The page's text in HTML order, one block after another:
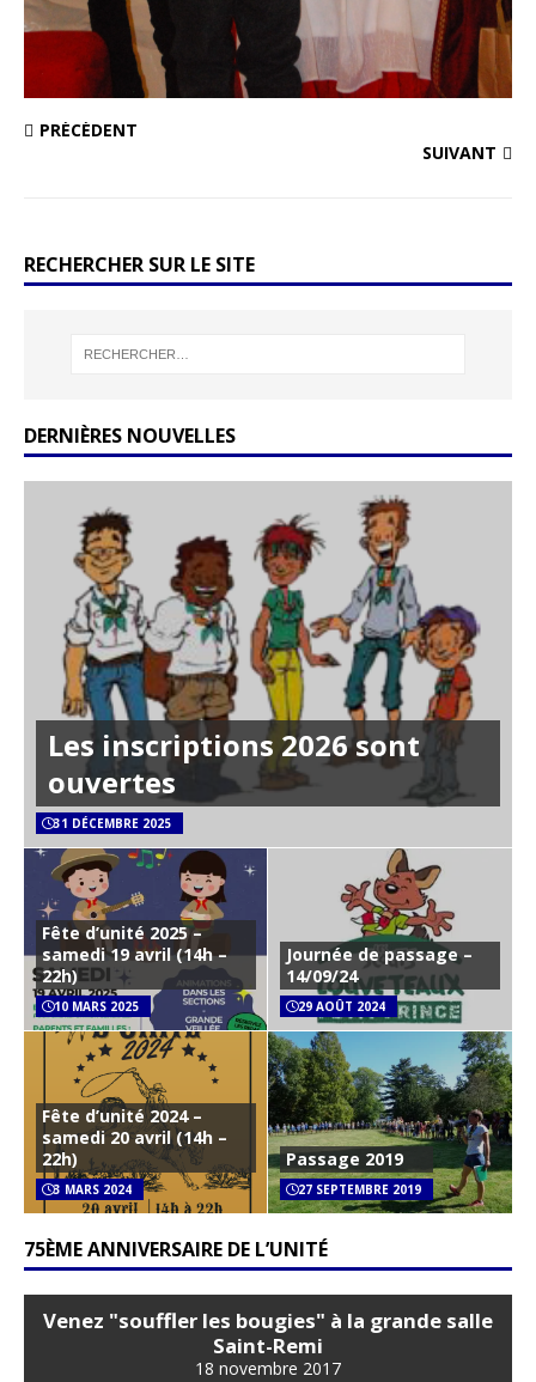
PRÉCÉDENT
SUIVANT
RECHERCHER SUR LE SITE
DERNIÈRES NOUVELLES
Les inscriptions 2026 sont
ouvertes
31 DÉCEMBRE 2025
Fête d’unité 2025 –
samedi 19 avril (14h –
22h)
10 MARS 2025
Journée de passage –
14/09/24
29 AOÛT 2024
Fête d’unité 2024 –
samedi 20 avril (14h –
22h)
3 MARS 2024
Passage 2019
27 SEPTEMBRE 2019
75ÈME ANNIVERSAIRE DE L’UNITÉ
Venez "souffler les bougies" à la grande salle
Saint-Remi
18 novembre 2017